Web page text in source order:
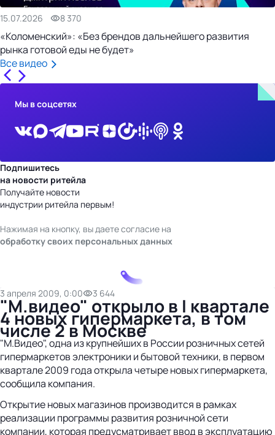
15.07.2026 8 370
«Коломенский»: «Без брендов дальнейшего развития
рынка готовой еды не будет»
Все видео
Мы в соцсетях
Подпишитесь
на новости ритейла
Получайте новости
индустрии ритейла первым!
Нажимая на кнопку, вы даете согласие на
обработку своих персональных данных
3 апреля 2009, 0:00 3 644
"М.видео" открыло в I квартале
4 новых гипермаркета, в том
числе 2 в Москве
"М.Видео", одна из крупнейших в России розничных сетей
гипермаркетов электроники и бытовой техники, в первом
квартале 2009 года открыла четыре новых гипермаркета,
сообщила компания.
Открытие новых магазинов производится в рамках
реализации программы развития розничной сети
компании, которая предусматривает ввод в эксплуатацию